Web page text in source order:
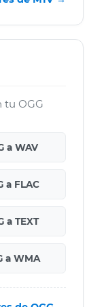
tu OGG
a WAV
a FLAC
a TEXT
a WMA